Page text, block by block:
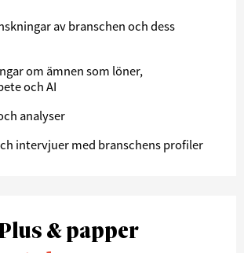
av branschen och dess
om ämnen som löner,
och AI
analyser
intervjuer med branschens profiler
& papper